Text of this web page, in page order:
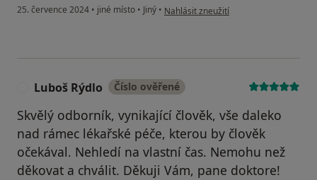
25. července 2024 • jiné místo • Jiný • podle názoru uživatele Ondřej Kábele
Nahlásit zneužití
Luboš Rýdlo Číslo ověřené
Skvělý odborník, vynikající člověk, vše daleko
nad rámec lékařské péče, kterou by člověk
očekával. Nehledí na vlastní čas. Nemohu než
děkovat a chválit. Děkuji Vám, pane doktore!